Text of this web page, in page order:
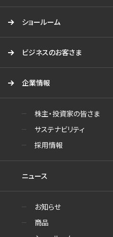
ショールーム
ビジネスのお客さま
企業情報
株主・投資家の皆さま
サステナビリティ
採用情報
ニュース
お知らせ
商品